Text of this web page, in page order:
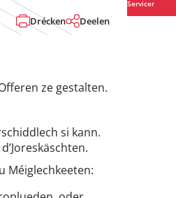
Servicer
Drécken Deelen
ze gestalten.
si kann.
Méiglechkeeten: